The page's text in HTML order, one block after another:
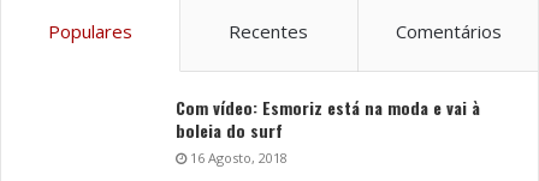
Populares Recentes Comentários
Com vídeo: Esmoriz está na moda e vai à
boleia do surf
16 Agosto, 2018